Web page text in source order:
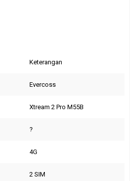
Keterangan
Evercoss
Xtream 2 Pro M55B
?
4G
2 SIM